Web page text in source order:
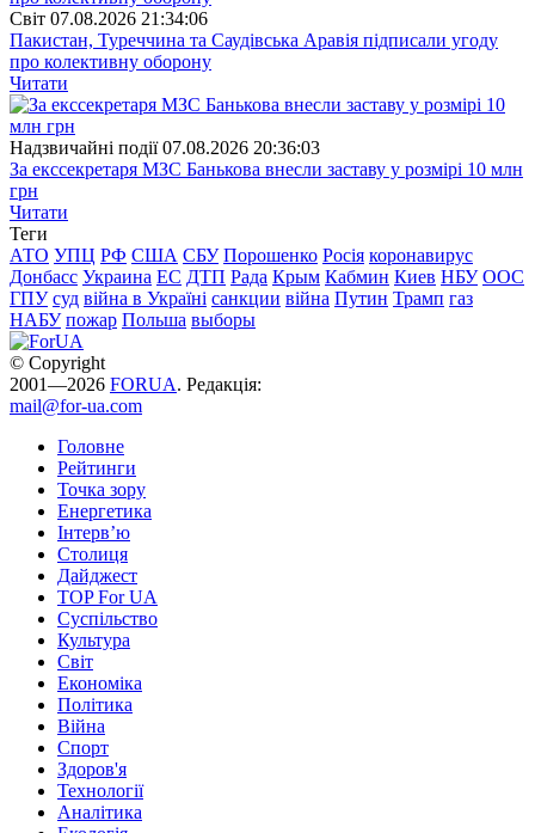
Свiт 07.08.2026 21:34:06
Пакистан, Туреччина та Саудівська Аравія підписали угоду
про колективну оборону
Читати
Надзвичайні події 07.08.2026 20:36:03
За екссекретаря МЗС Банькова внесли заставу у розмірі 10 млн
грн
Читати
Теги
АТО УПЦ РФ США СБУ Порошенко Росія коронавирус
Донбасс Украина ЕС ДТП Рада Крым Кабмин Киев НБУ ООС
ГПУ суд війна в Україні санкции війна Путин Трамп газ
НАБУ пожар Польша выборы
© Copyright
2001—2026 FORUA. Редакція:
mail@for-ua.com
Головне
Рейтинги
Точка зору
Енергетика
Інтерв’ю
Столиця
Дайджест
TOP For UA
Суспiльство
Культура
Світ
Економіка
Політика
Війна
Спорт
Здоров'я
Технології
Аналітика